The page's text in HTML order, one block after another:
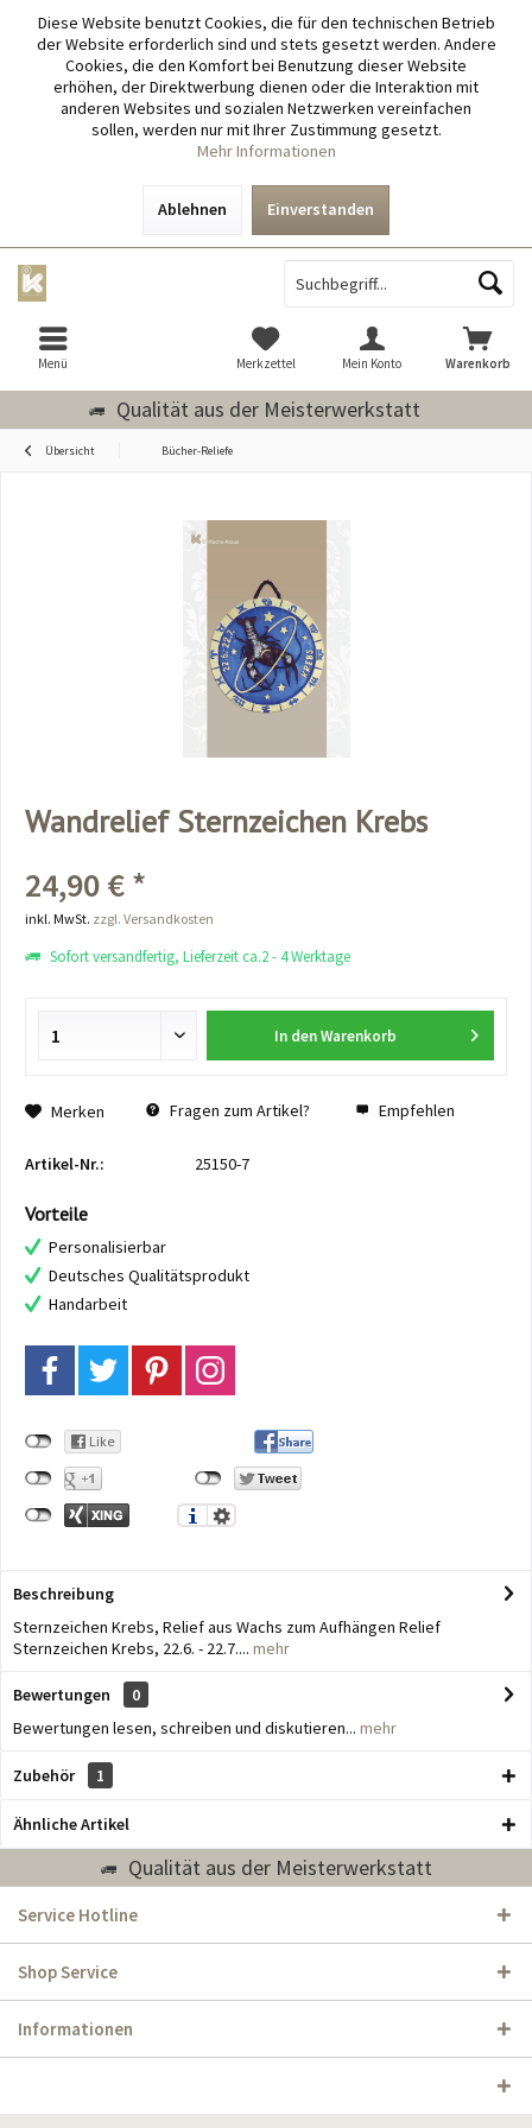
Diese Website benutzt Cookies, die für den technischen Betrieb
der Website erforderlich sind und stets gesetzt werden. Andere
Cookies, die den Komfort bei Benutzung dieser Website
erhöhen, der Direktwerbung dienen oder die Interaktion mit
anderen Websites und sozialen Netzwerken vereinfachen
sollen, werden nur mit Ihrer Zustimmung gesetzt.
Mehr Informationen
Ablehnen Einverstanden
Qualität aus der Meisterwerkstatt
Menü Warenkorb
Merkzettel Mein Konto
Übersicht Bücher-Reliefe
Wandrelief Sternzeichen Krebs
24,90 € *
inkl. MwSt. zzgl. Versandkosten
Sofort versandfertig, Lieferzeit ca.2 - 4 Werktage
In den Warenkorb
Merken Fragen zum Artikel? Empfehlen
Artikel-Nr.: 25150-7
Vorteile
Personalisierbar
Deutsches Qualitätsprodukt
Handarbeit
Beschreibung
Sternzeichen Krebs, Relief aus Wachs zum Aufhängen Relief
Sternzeichen Krebs, 22.6. - 22.7.... mehr
Bewertungen
0
Bewertungen lesen, schreiben und diskutieren... mehr
Zubehör 1
Ähnliche Artikel
Qualität aus der Meisterwerkstatt
Service Hotline
Shop Service
Informationen